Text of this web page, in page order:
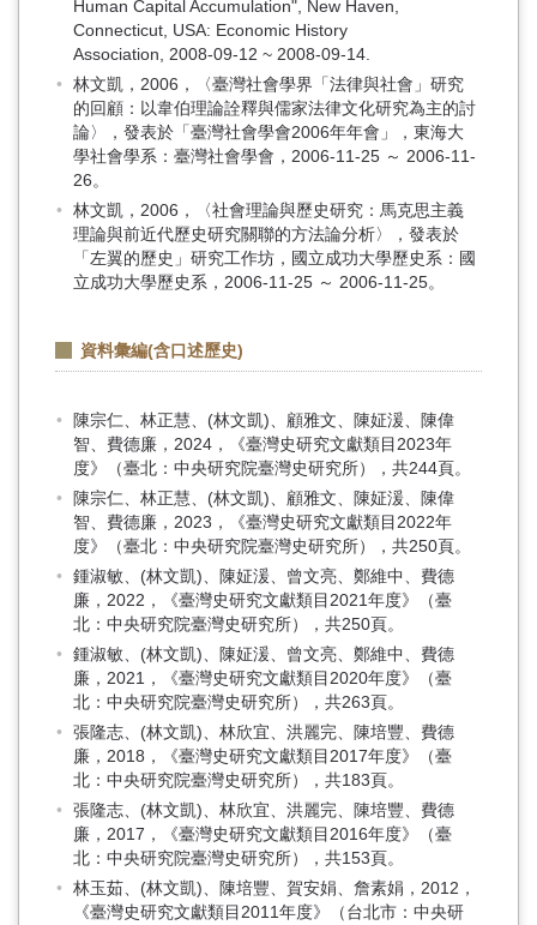
Human Capital Accumulation", New Haven,
Connecticut, USA: Economic History
Association, 2008-09-12 ~ 2008-09-14.
林文凱，2006，〈臺灣社會學界「法律與社會」研究
的回顧：以韋伯理論詮釋與儒家法律文化研究為主的討
論〉，發表於「臺灣社會學會2006年年會」，東海大
學社會學系：臺灣社會學會，2006-11-25 ～ 2006-11-
26。
林文凱，2006，〈社會理論與歷史研究：馬克思主義
理論與前近代歷史研究關聯的方法論分析〉，發表於
「左翼的歷史」研究工作坊，國立成功大學歷史系：國
立成功大學歷史系，2006-11-25 ～ 2006-11-25。
資料彙編(含口述歷史)
陳宗仁、林正慧、(林文凱)、顧雅文、陳姃湲、陳偉
智、費德廉，2024，《臺灣史研究文獻類目2023年
度》（臺北：中央研究院臺灣史研究所），共244頁。
陳宗仁、林正慧、(林文凱)、顧雅文、陳姃湲、陳偉
智、費德廉，2023，《臺灣史研究文獻類目2022年
度》（臺北：中央研究院臺灣史研究所），共250頁。
鍾淑敏、(林文凱)、陳姃湲、曾文亮、鄭維中、費德
廉，2022，《臺灣史研究文獻類目2021年度》（臺
北：中央研究院臺灣史研究所），共250頁。
鍾淑敏、(林文凱)、陳姃湲、曾文亮、鄭維中、費德
廉，2021，《臺灣史研究文獻類目2020年度》（臺
北：中央研究院臺灣史研究所），共263頁。
張隆志、(林文凱)、林欣宜、洪麗完、陳培豐、費德
廉，2018，《臺灣史研究文獻類目2017年度》（臺
北：中央研究院臺灣史研究所），共183頁。
張隆志、(林文凱)、林欣宜、洪麗完、陳培豐、費德
廉，2017，《臺灣史研究文獻類目2016年度》（臺
北：中央研究院臺灣史研究所），共153頁。
林玉茹、(林文凱)、陳培豐、賀安娟、詹素娟，2012，
《臺灣史研究文獻類目2011年度》（台北市：中央研